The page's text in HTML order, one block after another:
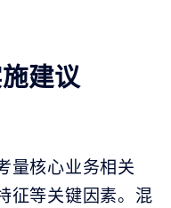
建议
量核心业务相关
征等关键因素。混